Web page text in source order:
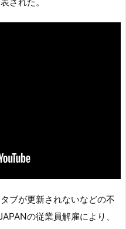
ブが更新されないなどの不
の従業員解雇により、